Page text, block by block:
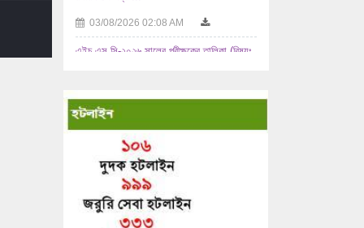
এইচ এস সি-২০২৬ সালের পরীক্ষকের তালিকা (বিষয়ঃ
...
যুক্তিবিদ্যা ...
02/08/2026 10:08 AM
এইচ এস সি-২০২৬ সালের পরীক্ষকের তালিকা (বিষয়ঃ
29/07/2026 04:07 AM